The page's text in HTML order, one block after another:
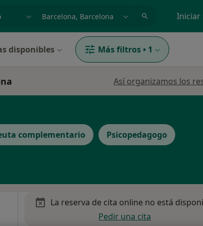
o nombre Iniciar
disponibles Más filtros • 1
Así organizamos los
complementario Psicopedagogo
La reserva de cita online no está
Pedir una cita